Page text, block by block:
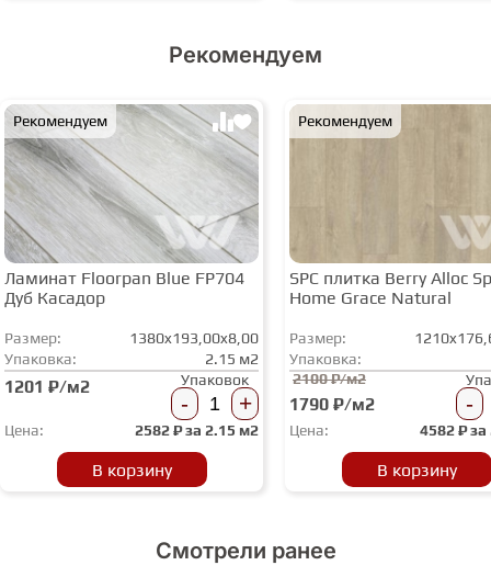
Рекомендуем
Рекомендуем
Ламинат Floorpan Blue FP704
Дуб Касадор
Размер:
1380x193,00x8,00
Упаковка:
2.15 м2
1201 ₽/м2 Упаковок
- +
Цена: 2582₽ за 2.15 м2
В корзину
Рекомендуем
SPC плитка Berry Alloc
Home Grace Natural
Размер:
Упаковка:
2100 ₽/м2
1790 ₽/м2 -
Цена: 4582₽ за
В корзину
Смотрели ранее